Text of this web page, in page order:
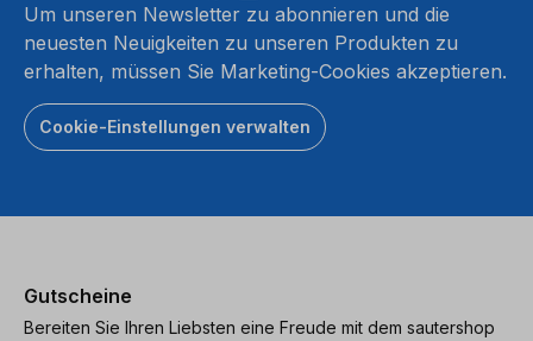
Um unseren Newsletter zu abonnieren und die
neuesten Neuigkeiten zu unseren Produkten zu
erhalten, müssen Sie Marketing-Cookies akzeptieren.
Cookie-Einstellungen verwalten
Gutscheine
Bereiten Sie Ihren Liebsten eine Freude mit dem sautershop